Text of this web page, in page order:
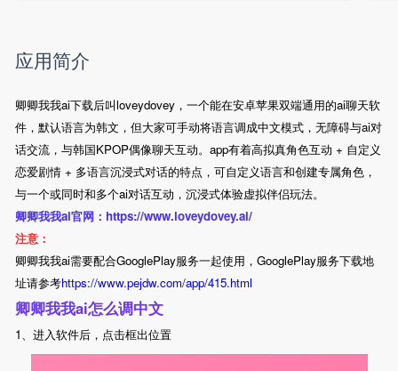
应用简介
卿卿我我ai下载后叫loveydovey，一个能在安卓苹果双端通用的ai聊天软
件，默认语言为韩文，但大家可手动将语言调成中文模式，无障碍与ai对
话交流，与韩国KPOP偶像聊天互动。app有着高拟真角色互动 + 自定义
恋爱剧情 + 多语言沉浸式对话的特点，可自定义语言和创建专属角色，
与一个或同时和多个ai对话互动，沉浸式体验虚拟伴侣玩法。
卿卿我我ai官网：https://www.loveydovey.ai/
注意：
卿卿我我ai需要配合GooglePlay服务一起使用，GooglePlay服务下载地
址请参考https://www.pejdw.com/app/415.html
卿卿我我ai怎么调中文
1、进入软件后，点击框出位置